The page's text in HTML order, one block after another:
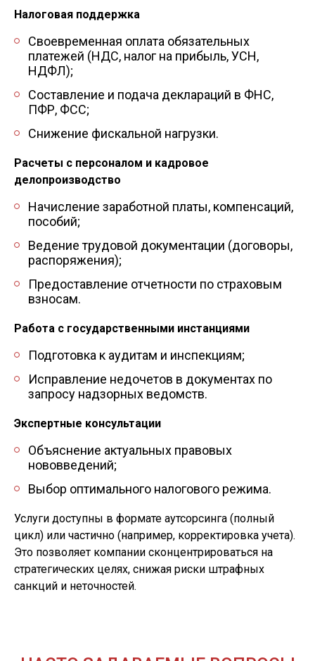
Налоговая поддержка
Своевременная оплата обязательных
платежей (НДС, налог на прибыль, УСН,
НДФЛ);
Составление и подача деклараций в ФНС,
ПФР, ФСС;
Снижение фискальной нагрузки.
Расчеты с персоналом и кадровое
делопроизводство
Начисление заработной платы, компенсаций,
пособий;
Ведение трудовой документации (договоры,
распоряжения);
Предоставление отчетности по страховым
взносам.
Работа с государственными инстанциями
Подготовка к аудитам и инспекциям;
Исправление недочетов в документах по
запросу надзорных ведомств.
Экспертные консультации
Объяснение актуальных правовых
нововведений;
Выбор оптимального налогового режима.
Услуги доступны в формате аутсорсинга (полный
цикл) или частично (например, корректировка учета).
Это позволяет компании сконцентрироваться на
стратегических целях, снижая риски штрафных
санкций и неточностей.